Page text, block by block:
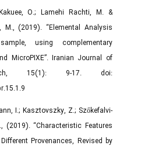
O.; Lamehi Rachti, M. &
M., (2019). “Elemental Analysis
using complementary
MicroPIXE”. Iranian Journal of
15(1): 9-17. doi:
I.; Kasztovszky, Z.; Szőkefalvi-
(2019). “Characteristic Features
Provenances, Revised by